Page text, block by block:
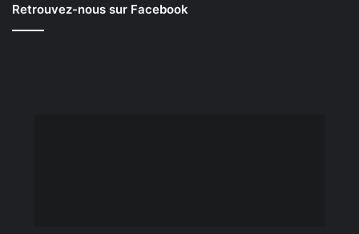
Retrouvez-nous sur Facebook